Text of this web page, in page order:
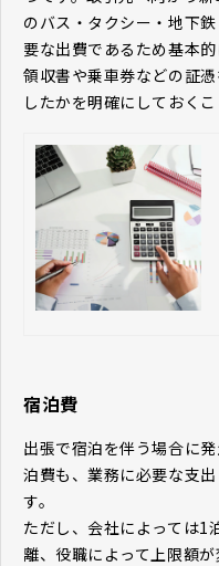
のバス・タクシー・地下
要な出費であるため基本
領収書や乗車券などの証
したかを明確にしておくこ
宿泊費
出張で宿泊を伴う場合に
泊費も、業務に必要な支
す。
ただし、会社によっては1
離、役職によって上限額